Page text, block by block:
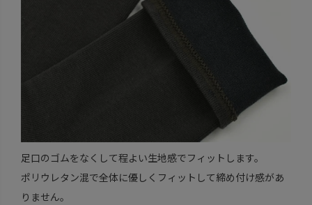
足口のゴムをなくして程よい生地感でフィットします。
ポリウレタン混で全体に優しくフィットして締め付け感があ
りません。